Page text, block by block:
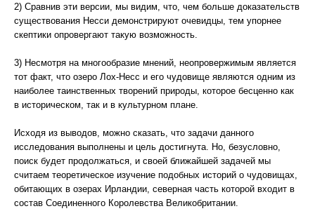
2) Сравнив эти версии, мы видим, что, чем больше доказательств
существования Несси демонстрируют очевидцы, тем упорнее
скептики опровергают такую возможность.
3) Несмотря на многообразие мнений, неопровержимым является
тот факт, что озеро Лох-Несс и его чудовище являются одним из
наиболее таинственных творений природы, которое бесценно как
в историческом, так и в культурном плане.
Исходя из выводов, можно сказать, что задачи данного
исследования выполнены и цель достигнута. Но, безусловно,
поиск будет продолжаться, и своей ближайшей задачей мы
считаем теоретическое изучение подобных историй о чудовищах,
обитающих в озерах Ирландии, северная часть которой входит в
состав Соединенного Королевства Великобритании.